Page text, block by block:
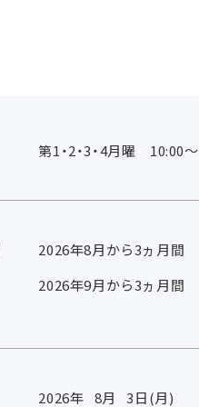
第1・2・3・4月曜 10:00
2026年8月から3ヵ月間
2026年9月から3ヵ月間
2026年 8月 3日(月)